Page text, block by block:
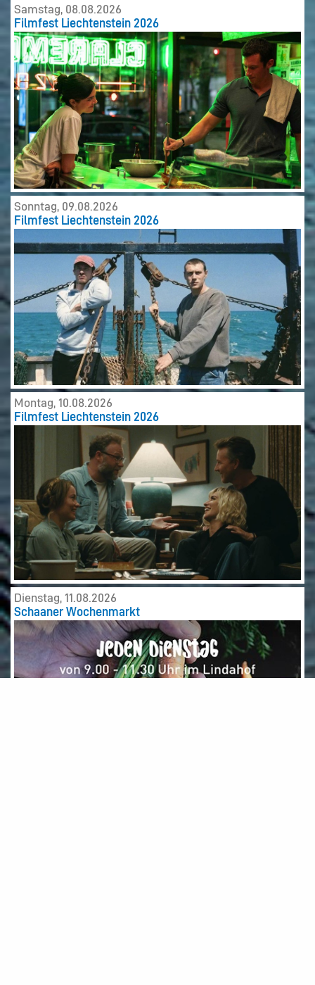
Samstag, 08.08.2026
Filmfest Liechtenstein 2026
Sonntag, 09.08.2026
Filmfest Liechtenstein 2026
Montag, 10.08.2026
Filmfest Liechtenstein 2026
Dienstag, 11.08.2026
Schaaner Wochenmarkt